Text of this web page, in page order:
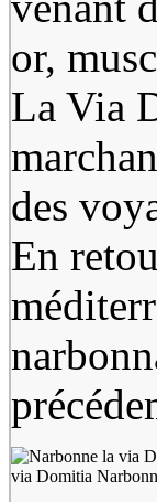
or,
La Via
des
En
via Domitia